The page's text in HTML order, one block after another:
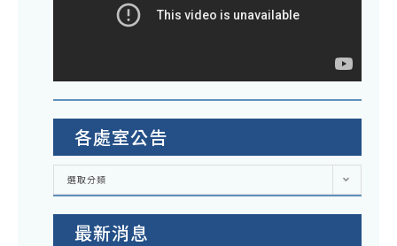
各處室公告
各
室
選取分類
最新消息